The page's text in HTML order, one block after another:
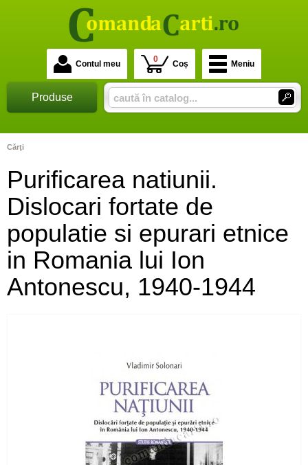
Contul meu 0 Coș Meniu
Produse
Cărţi
Purificarea natiunii.
Dislocari fortate de
populatie si epurari etnice
in Romania lui Ion
Antonescu, 1940-1944